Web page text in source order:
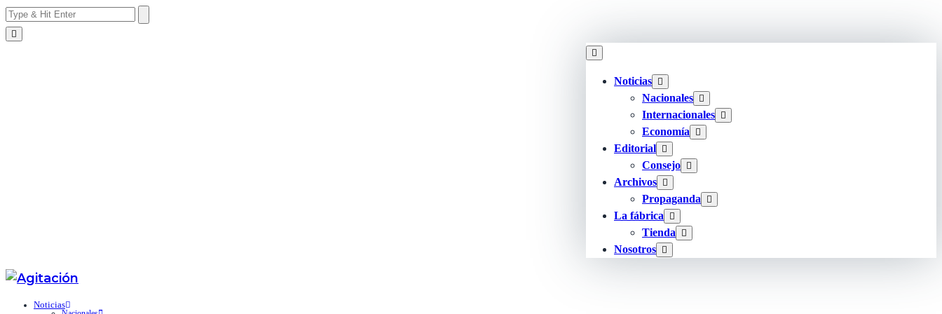
Noticias
Nacionales
Internacionales
Economía
Editorial
Consejo
Archivos
Propaganda
La fábrica
Tienda
Nosotros
Noticias